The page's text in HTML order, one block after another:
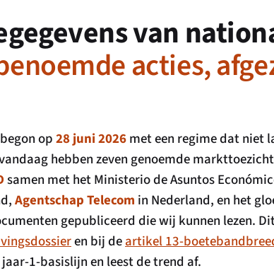
van
acties,
op28 juni 2026met een regime dat niet
hebben zeven genoemde
samen met het Ministerio de Asuntos
Agentschap Telecom in Nederland, en het
gepubliceerd die wij kunnen lezen.
en bij deartikel 13-
1-basislijn en leest de trend af.